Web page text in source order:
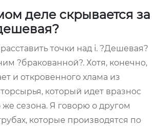
деле скрывается за
точки над i. ?Дешевая?
?бракованной?. Хотя, конечно,
и откровенного хлама из
который идет вразнос
же сезона. Я говорю о другом
которые производятся по